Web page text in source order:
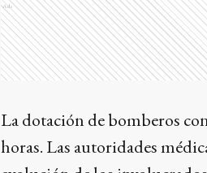
Ads
La dotación de bomberos
horas. Las autoridades